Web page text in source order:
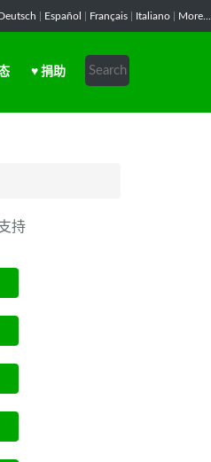
Español Français Italiano More...
♥ 捐助
持